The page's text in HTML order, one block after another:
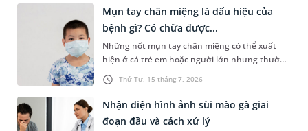
nếu không được chăm sóc và xử trí đúng cách.
Dưới đây là những gợi ý về cách hạ sốt nóng
lạnh cho người lớn an toàn và hiệu quả.
Thứ Tư, 15 tháng 7, 2026
Mụn tay chân miệng là dấu hiệu của
bệnh gì? Có chữa được...
Những nốt mụn tay chân miệng có thể xuất
hiện ở cả trẻ em hoặc người lớn nhưng thường
gặp nhất là trẻ dưới 5 tuổi. Tình trạng này
khiến nhiều người lo lắng không biết đó là
bệnh lý nào và có nguy hiểm hay không. Bài
viết sau đây sẽ chia sẻ thông tin chi tiết hơn về
tình trạng này để bạn đọc tham khảo.
Nhận diện hình ảnh sùi mào gà giai
đoạn đầu và cách xử lý